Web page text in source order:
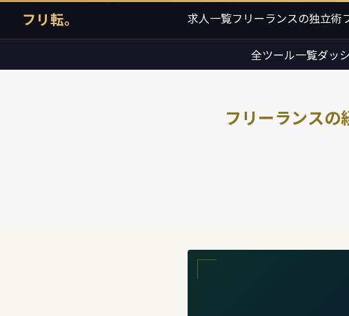
フリ転。 求人一覧フリーランスの独立術
全ツール一覧ダッ
フリーランス